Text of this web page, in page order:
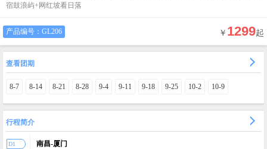
宿鼓浪屿+网红坡看日落
产品编号： GL206 ￥ 1299起
查看团期
8-7 8-14 8-21 8-28 9-4 9-11 9-18 9-25 10-2 10-9
行程简介
南昌-厦门
D1